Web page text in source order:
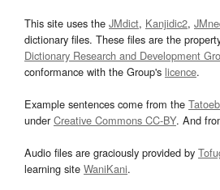
This site uses the JMdict, Kanjidic2,
dictionary files. These files are the
Dictionary Research and Development
conformance with the Group's licence.
Example sentences come from the
underCreative Commons CC-BY. And
Audio files are graciously provided by
learning site WaniKani.